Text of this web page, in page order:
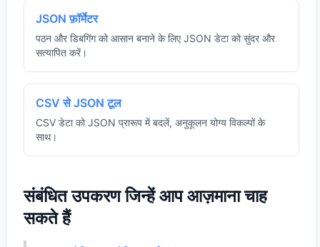
JSON फ़ॉर्मेटर
पठन और डिबगिंग को आसान बनाने के लिए JSON डेटा को सुंदर और
सत्यापित करें।
CSV से JSON टूल
CSV डेटा को JSON प्रारूप में बदलें, अनुकूलन योग्य विकल्पों के
साथ।
संबंधित उपकरण जिन्हें आप आज़माना चाह
सकते हैं